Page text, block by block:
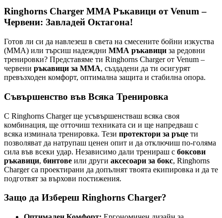
Ringhorns Charger MMA Ръкавици от Venum –
Червени: Завладей Октагона!
Готов ли си да навлезеш в света на смесените бойни изкуства
(ММА) или търсиш надеждни ММА ръкавици за редовни
тренировки? Представяме ти Ringhorns Charger от Venum –
червени ръкавици за ММА, създадени да ти осигурят
превъзходен комфорт, оптимална защита и стабилна опора.
Съвършенство във Всяка Тренировка
С Ringhorns Charger ще усъвършенстваш всяка своя
комбинация, ще отточиш техниката си и ще напредваш с
всяка изминала тренировка. Тези протектори за ръце ти
позволяват да натрупаш ценен опит и да отключиш по-голяма
сила във всеки удар. Независимо дали тренираш с боксови
ръкавици, бинтове или други аксесоари за бокс, Ringhorns
Charger са проектирани да допълнят твоята екипировка и да те
подготвят за върхови постижения.
Защо да Избереш Ringhorns Charger?